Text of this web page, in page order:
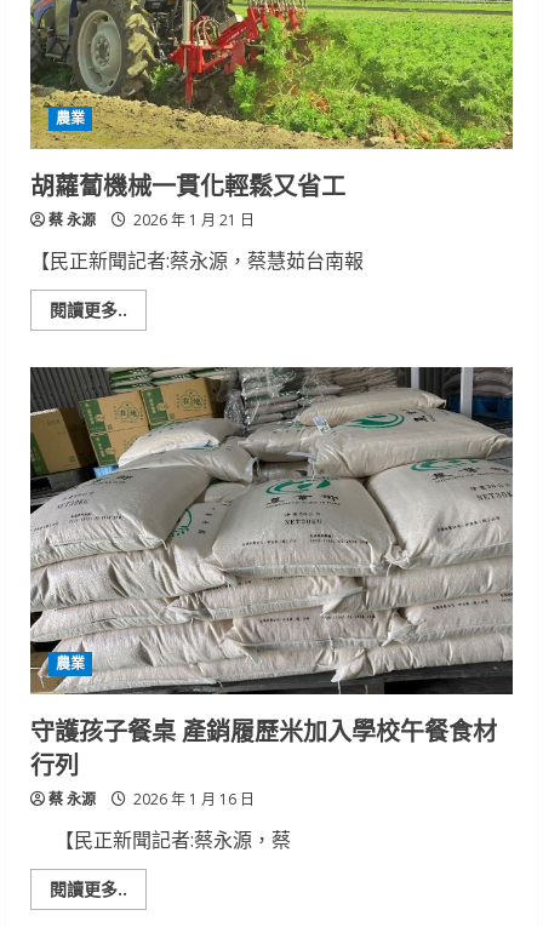
農業
胡蘿蔔機械一貫化輕鬆又省工
蔡 永源 2026 年 1 月 21 日
【民正新聞記者:蔡永源，蔡慧茹台南報
閱讀更多..
more
蘿
蔔
機
械
一
貫
化
鬆
又
省
工
農業
守護孩子餐桌 產銷履歷米加入學校午餐食材
行列
蔡 永源 2026 年 1 月 16 日
【民正新聞記者:蔡永源，蔡
閱讀更多..
more